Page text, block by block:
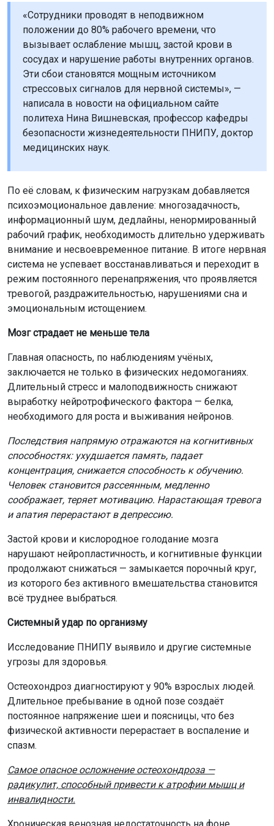
«Сотрудники проводят в неподвижном
положении до 80% рабочего времени, что
вызывает ослабление мышц, застой крови в
сосудах и нарушение работы внутренних органов.
Эти сбои становятся мощным источником
стрессовых сигналов для нервной системы», —
написала в новости на официальном сайте
политеха Нина Вишневская, профессор кафедры
безопасности жизнедеятельности ПНИПУ, доктор
медицинских наук.
По её словам, к физическим нагрузкам добавляется
психоэмоциональное давление: многозадачность,
информационный шум, дедлайны, ненормированный
рабочий график, необходимость длительно удерживать
внимание и несвоевременное питание. В итоге нервная
система не успевает восстанавливаться и переходит в
режим постоянного перенапряжения, что проявляется
тревогой, раздражительностью, нарушениями сна и
эмоциональным истощением.
Мозг страдает не меньше тела
Главная опасность, по наблюдениям учёных,
заключается не только в физических недомоганиях.
Длительный стресс и малоподвижность снижают
выработку нейротрофического фактора — белка,
необходимого для роста и выживания нейронов.
Последствия напрямую отражаются на когнитивных
способностях: ухудшается память, падает
концентрация, снижается способность к обучению.
Человек становится рассеянным, медленно
соображает, теряет мотивацию. Нарастающая тревога
и апатия перерастают в депрессию.
Застой крови и кислородное голодание мозга
нарушают нейропластичность, и когнитивные функции
продолжают снижаться — замыкается порочный круг,
из которого без активного вмешательства становится
всё труднее выбраться.
Системный удар по организму
Исследование ПНИПУ выявило и другие системные
угрозы для здоровья.
Остеохондроз диагностируют у 90% взрослых людей.
Длительное пребывание в одной позе создаёт
постоянное напряжение шеи и поясницы, что без
физической активности перерастает в воспаление и
спазм.
Самое опасное осложнение остеохондроза —
радикулит, способный привести к атрофии мышц и
инвалидности.